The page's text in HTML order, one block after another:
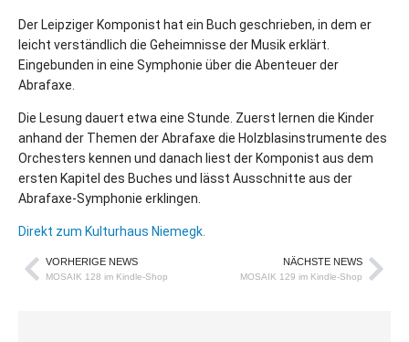
Der Leipziger Komponist hat ein Buch geschrieben, in dem er
leicht verständlich die Geheimnisse der Musik erklärt.
Eingebunden in eine Symphonie über die Abenteuer der
Abrafaxe.
Die Lesung dauert etwa eine Stunde. Zuerst lernen die Kinder
anhand der Themen der Abrafaxe die Holzblasinstrumente des
Orchesters kennen und danach liest der Komponist aus dem
ersten Kapitel des Buches und lässt Ausschnitte aus der
Abrafaxe-Symphonie erklingen.
Direkt zum Kulturhaus Niemegk.
VORHERIGE NEWS
MOSAIK 128 im Kindle-Shop
NÄCHSTE NEWS
MOSAIK 129 im Kindle-Shop